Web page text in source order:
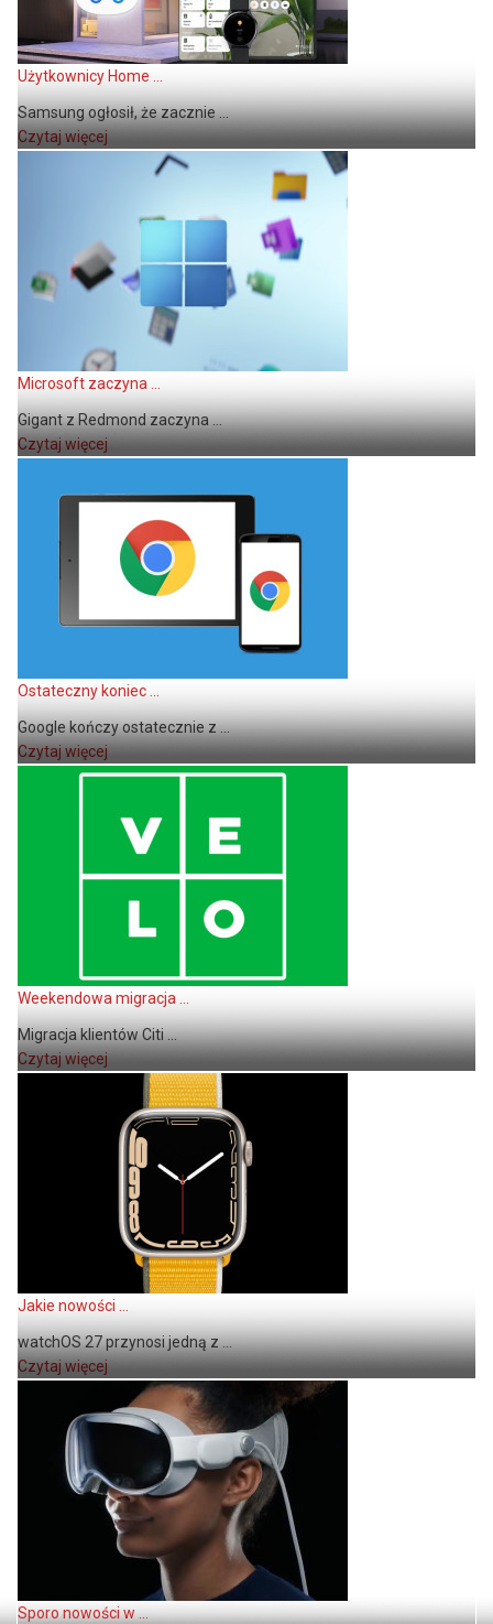
Użytkownicy Home ...
Samsung ogłosił, że zacznie ...
Czytaj więcej
Microsoft zaczyna ...
Gigant z Redmond zaczyna ...
Czytaj więcej
Ostateczny koniec ...
Google kończy ostatecznie z ...
Czytaj więcej
Weekendowa migracja ...
Migracja klientów Citi ...
Czytaj więcej
Jakie nowości ...
watchOS 27 przynosi jedną z ...
Czytaj więcej
Sporo nowości w ...